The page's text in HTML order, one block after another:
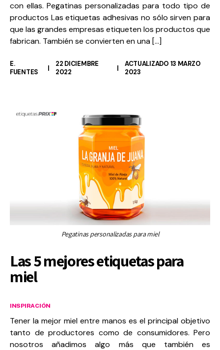
con ellas. Pegatinas personalizadas para todo tipo de
productos Las etiquetas adhesivas no sólo sirven para
que las grandes empresas etiqueten los productos que
fabrican. También se convierten en una […]
E.
FUENTES
22 DICIEMBRE
2022
ACTUALIZADO 13 MARZO
2023
Pegatinas personalizadas para miel
Las 5 mejores etiquetas para
miel
INSPIRACIÓN
Tener la mejor miel entre manos es el principal objetivo
tanto de productores como de consumidores. Pero
nosotros añadimos algo más que también es